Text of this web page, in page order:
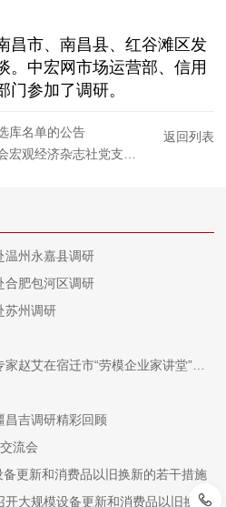
昌市、南昌县、红谷滩区发
。中宏网市场运营部、信用
门参加了调研。
库名单的公告
志社党支部参观中国航天中心
返回列表
温州永嘉县调研
合肥包河区调研
苏州调研
昌吉调研精彩回顾
流会
更新和消费品以旧换新的若干措施
国家发展改革委环资司组织召开大规模设备更新和消费品以旧换新工作推进及政策培训会